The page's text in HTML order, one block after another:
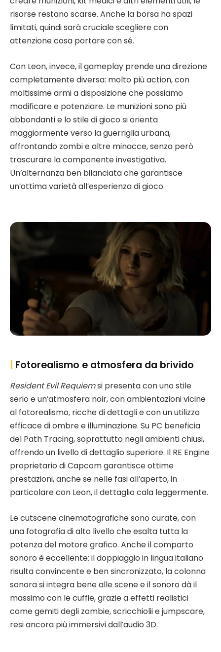
risorse restano scarse. Anche la borsa ha spazi
limitati, quindi sarà cruciale scegliere con
attenzione cosa portare con sé.
Con Leon, invece, il gameplay prende una direzione
completamente diversa: molto più action, con
moltissime armi a disposizione che possiamo
modificare e potenziare. Le munizioni sono più
abbondanti e lo stile di gioco si orienta
maggiormente verso la guerriglia urbana,
affrontando zombi e altre minacce, senza però
trascurare la componente investigativa.
Un’alternanza ben bilanciata che garantisce
un’ottima varietà all’esperienza di gioco.
| Fotorealismo e atmosfera da brivido
Resident Evil Requiemsi presenta con uno stile
serio e un’atmosfera noir, con ambientazioni vicine
al fotorealismo, ricche di dettagli e con un utilizzo
efficace di ombre e illuminazione. Su PC beneficia
del Path Tracing, soprattutto negli ambienti chiusi,
offrendo un livello di dettaglio superiore. Il RE Engine
proprietario di Capcom garantisce ottime
prestazioni, anche se nelle fasi all’aperto, in
particolare con Leon, il dettaglio cala leggermente.
Le cutscene cinematografiche sono curate, con
una fotografia di alto livello che esalta tutta la
potenza del motore grafico. Anche il comparto
sonoro è eccellente: il doppiaggio in lingua italiano
risulta convincente e ben sincronizzato, la colonna
sonora si integra bene alle scene e il sonoro dà il
massimo con le cuffie, grazie a effetti realistici
come gemiti degli zombie, scricchiolii e jumpscare,
resi ancora più immersivi dall’audio 3D.